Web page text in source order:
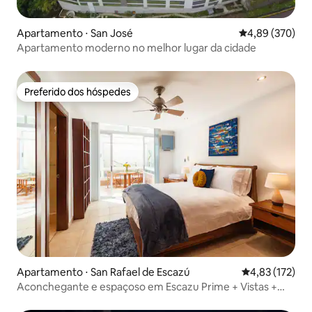
Apartamento ⋅ San José 4,89 de uma
4,89 (370)
Apartamento moderno no melhor lugar da cidade
Preferido dos hóspedes
Preferido dos hóspedes
Apartamento ⋅ San Rafael de Escazú 4,83 de uma
4,83 (172)
Aconchegante e espaçoso em Escazu Prime + Vistas +